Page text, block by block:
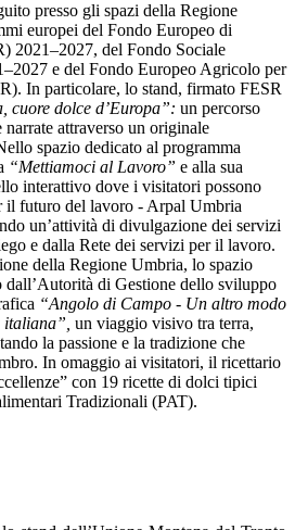
presso gli spazi della Regione
europei del Fondo Europeo di
2021–2027, del Fondo Sociale
e del Fondo Europeo Agricolo per
. In particolare, lo stand, firmato FESR
cuore dolce d’Europa”: un percorso
narrate attraverso un originale
spazio dedicato al programma
“Mettiamoci al Lavoro” e alla sua
interattivo dove i visitatori possono
il futuro del lavoro - Arpal Umbria
un’attività di divulgazione dei servizi
e dalla Rete dei servizi per il lavoro.
della Regione Umbria, lo spazio
di Gestione dello sviluppo
“Angolo di Campo - Un altro modo
un viaggio visivo tra terra,
la passione e la tradizione che
In omaggio ai visitatori, il ricettario
con 19 ricette di dolci tipici
Tradizionali (PAT).